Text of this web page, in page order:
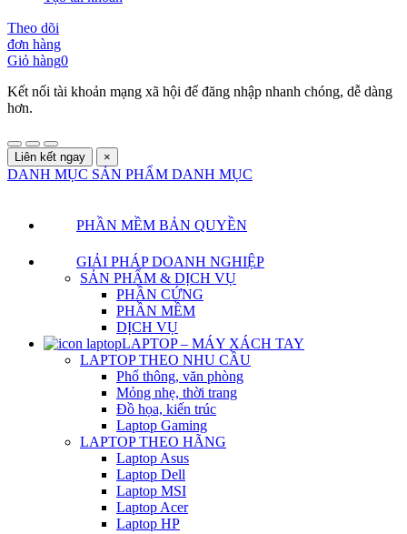
Theo dõi
đơn hàng
Giỏ hàng0
Kết nối tài khoản mạng xã hội để đăng nhập nhanh chóng, dễ dàng
hơn.
Liên kết ngay ×
DANH MỤC SẢN PHẨM DANH MỤC
PHẦN MỀM BẢN QUYỀN
GIẢI PHÁP DOANH NGHIỆP
SẢN PHẨM & DỊCH VỤ
PHẦN CỨNG
PHẦN MỀM
DỊCH VỤ
LAPTOP – MÁY XÁCH TAY
LAPTOP THEO NHU CẦU
Phổ thông, văn phòng
Mỏng nhẹ, thời trang
Đồ họa, kiến trúc
Laptop Gaming
LAPTOP THEO HÃNG
Laptop Asus
Laptop Dell
Laptop MSI
Laptop Acer
Laptop HP